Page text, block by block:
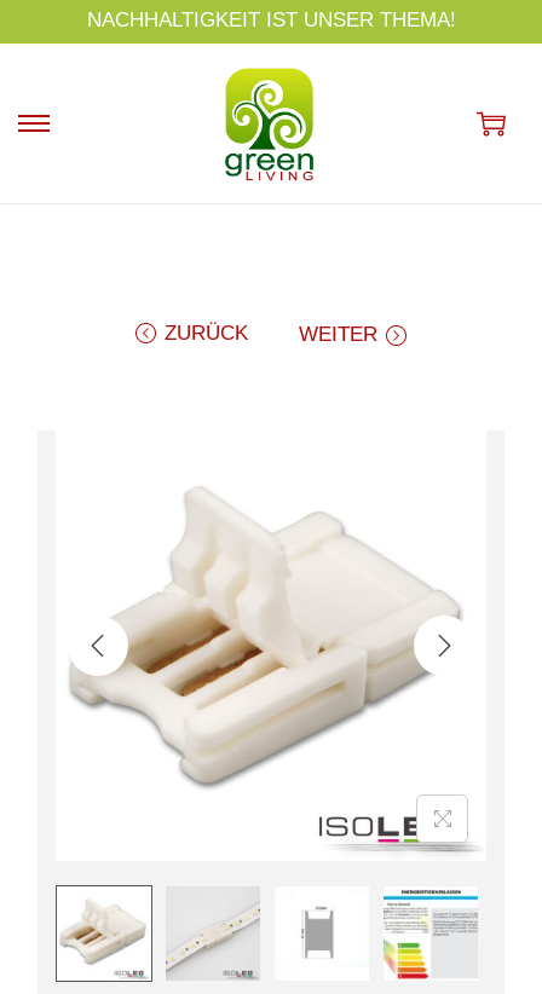
p
NACHHALTIGKEIT IST UNSER THEMA!
ZURÜCK WEITER